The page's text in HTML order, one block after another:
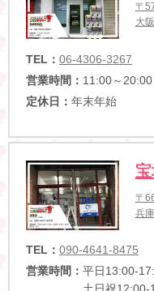
〒
大
TEL： 06-4306-3267
営業時間： 11:00～20:00
定休日： 年末年始
〒
兵
TEL： 090-4641-8475
営業時間： 平日13:00-